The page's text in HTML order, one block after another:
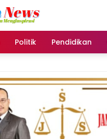
Politik Pendidikan